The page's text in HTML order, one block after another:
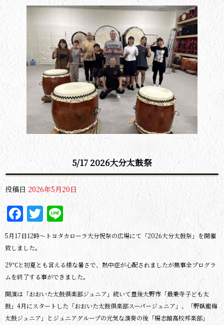
5/17 2026大分太鼓祭
投稿日 2026年5月20日
Facebook
Twitter
Line
5月17日12時～トヨタカローラ大分祝祭の広場にて「2026大分太鼓祭」を開催
致しました。
29℃と初夏とも言える様な暑さで、熱中症が心配されましたが無事全プログラ
ムを終了する事ができました。
開演は「おおいた太鼓倶楽部ジュニア」続いて豊後大野市「最乗寺子ども太
鼓」4月にスタートした「おおいた太鼓倶楽部スーパージュニア」、「野臥龍梅
太鼓ジュニア」とジュニアグループの元気な演奏の後「楊志館高校邦楽部」